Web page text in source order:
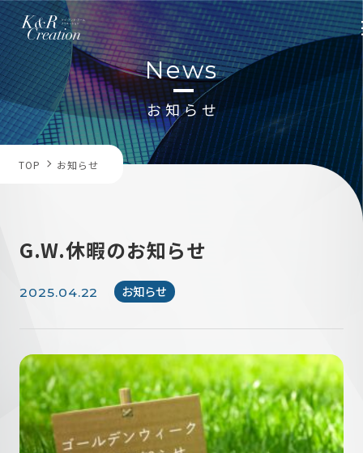
トップページ
在庫情報
お知らせ
企業情報
News
お知らせ
TOP お知らせ
G.W.休暇のお知らせ
2025.04.22 お知らせ